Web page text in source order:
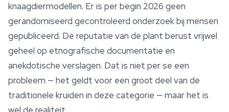
knaagdiermodellen. Er is per begin 2026 geen
gerandomiseerd gecontroleerd onderzoek bij mensen
gepubliceerd. De reputatie van de plant berust vrijwel
geheel op etnografische documentatie en
anekdotische verslagen. Dat is niet per se een
probleem — het geldt voor een groot deel van de
traditionele kruiden in deze categorie — maar het is